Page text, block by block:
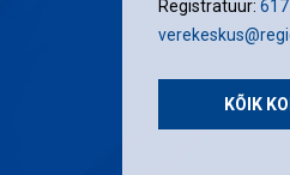
Registratuur:
KÕIK